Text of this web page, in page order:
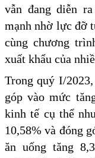
vẫn đang diễn
mạnh nhờ lực đỡ
cùng chương
xuất khẩu của
Trong quý I/
góp vào mức
kinh tế cụ thể
10,58% và đóng
ăn uống tăng